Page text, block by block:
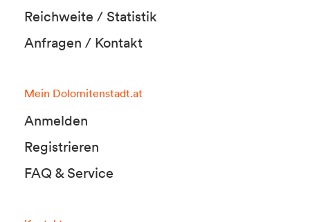
Reichweite / Statistik
Anfragen / Kontakt
Mein Dolomitenstadt.at
Anmelden
Registrieren
FAQ & Service